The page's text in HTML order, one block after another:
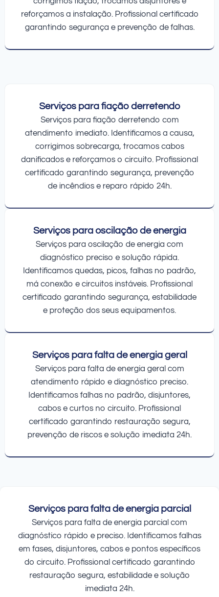
reforçamos a instalação. Profissional certificado
garantindo segurança e prevenção de falhas.
Serviços para fiação derretendo
Serviços para fiação derretendo com
atendimento imediato. Identificamos a causa,
corrigimos sobrecarga, trocamos cabos
danificados e reforçamos o circuito. Profissional
certificado garantindo segurança, prevenção
de incêndios e reparo rápido 24h.
Serviços para oscilação de energia
Serviços para oscilação de energia com
diagnóstico preciso e solução rápida.
Identificamos quedas, picos, falhas no padrão,
má conexão e circuitos instáveis. Profissional
certificado garantindo segurança, estabilidade
e proteção dos seus equipamentos.
Serviços para falta de energia geral
Serviços para falta de energia geral com
atendimento rápido e diagnóstico preciso.
Identificamos falhas no padrão, disjuntores,
cabos e curtos no circuito. Profissional
certificado garantindo restauração segura,
prevenção de riscos e solução imediata 24h.
Serviços para falta de energia parcial
Serviços para falta de energia parcial com
diagnóstico rápido e preciso. Identificamos falhas
em fases, disjuntores, cabos e pontos específicos
do circuito. Profissional certificado garantindo
restauração segura, estabilidade e solução
imediata 24h.